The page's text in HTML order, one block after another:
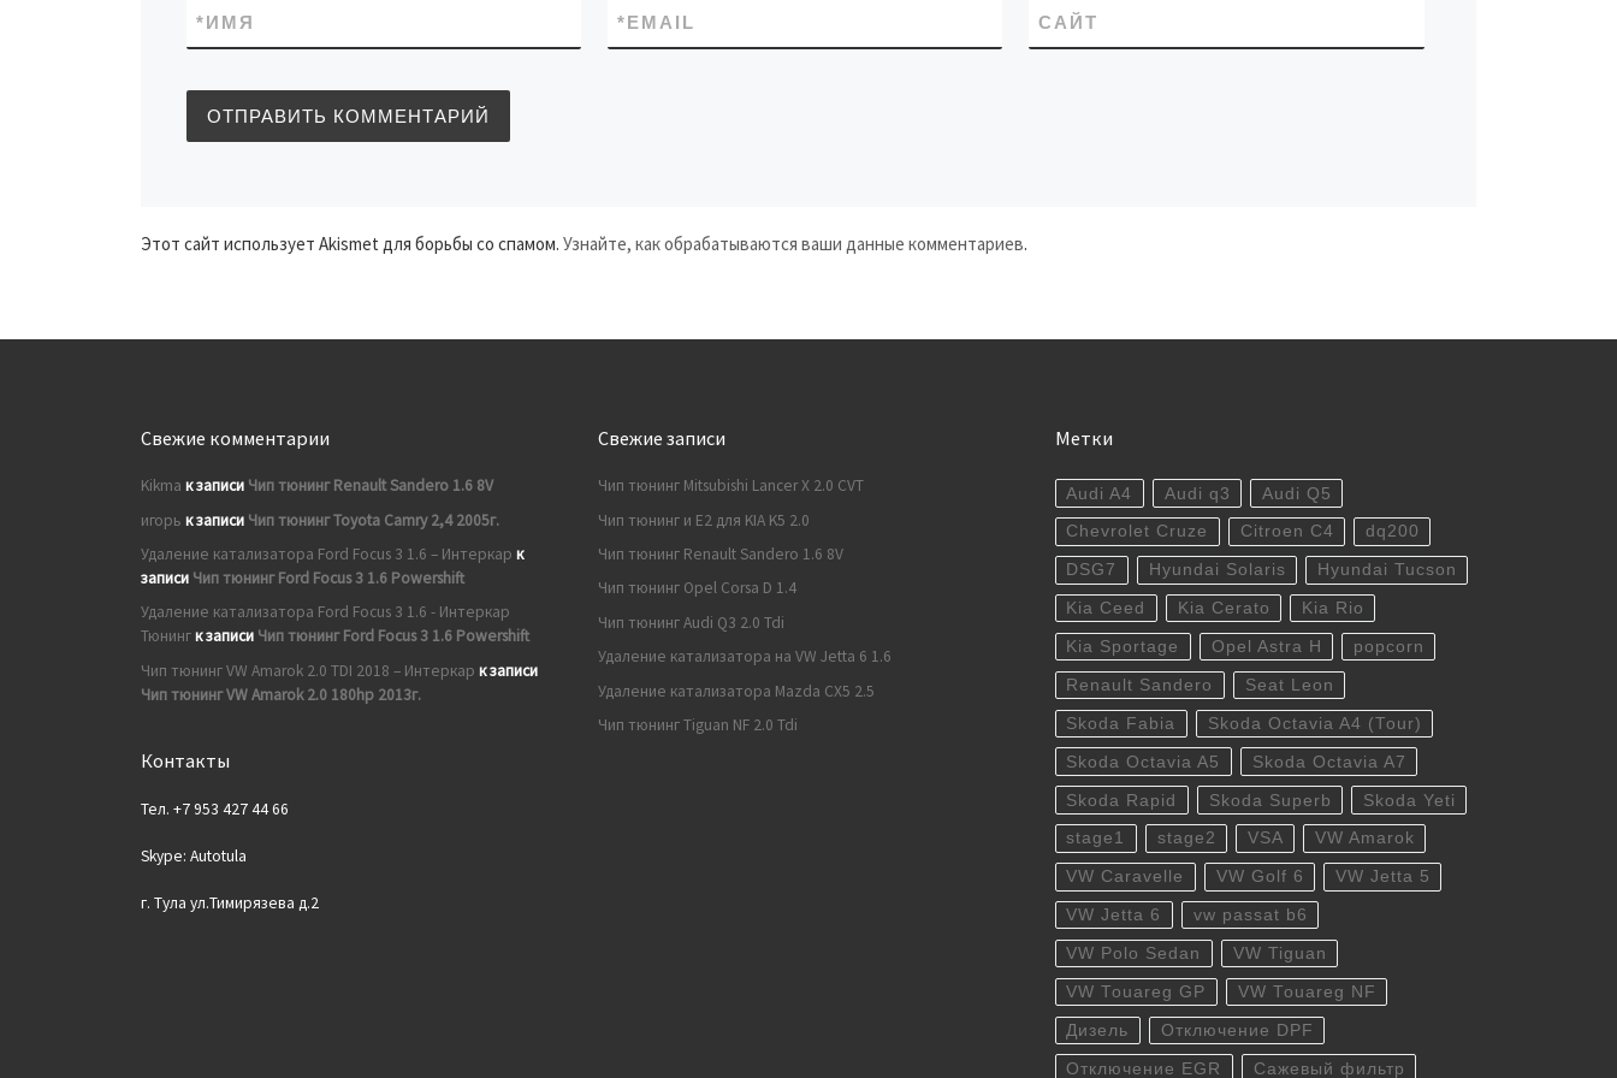
ИМЯ
* EMAIL
* САЙТ
Этот сайт использует Akismet для борьбы со спамом. Узнайте, как обрабатываются ваши данные комментариев.
Свежие комментарии
Kikma к записи Чип тюнинг Renault Sandero 1.6 8V
игорь к записи Чип тюнинг Toyota Camry 2,4 2005г.
Удаление катализатора Ford Focus 3 1.6 – Интеркар к
записи Чип тюнинг Ford Focus 3 1.6 Powershift
Удаление катализатора Ford Focus 3 1.6 - Интеркар
Тюнингк записи Чип тюнинг Ford Focus 3 1.6 Powershift
Чип тюнинг VW Amarok 2.0 TDI 2018 – Интеркар к записи
Чип тюнинг VW Amarok 2.0 180hp 2013г.
Контакты
Тел. +7 953 427 44 66
Skype: Autotula
г. Тула ул.Тимирязева д.2
Свежие записи
Чип тюнинг Mitsubishi Lancer X 2.0 CVT
Чип тюнинг и E2 для KIA K5 2.0
Чип тюнинг Renault Sandero 1.6 8V
Чип тюнинг Opel Corsa D 1.4
Чип тюнинг Audi Q3 2.0 Tdi
Удаление катализатора на VW Jetta 6 1.6
Удаление катализатора Mazda CX5 2.5
Чип тюнинг Tiguan NF 2.0 Tdi
Метки
Audi A4 Audi q3 Audi Q5
Chevrolet Cruze Citroen C4 dq200
DSG7 Hyundai Solaris Hyundai Tucson
Kia Ceed Kia Cerato Kia Rio
Kia Sportage Opel Astra H popcorn
Renault Sandero Seat Leon
Skoda Fabia Skoda Octavia A4 (Tour)
Skoda Octavia A5 Skoda Octavia A7
Skoda Rapid Skoda Superb Skoda Yeti
stage1 stage2 VSA VW Amarok
VW Caravelle VW Golf 6 VW Jetta 5
VW Jetta 6 vw passat b6
VW Polo Sedan VW Tiguan
VW Touareg GP VW Touareg NF
Дизель Отключение DPF
Отключение EGR Сажевый фильтр